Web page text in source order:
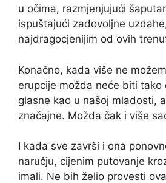
u očima, razmjenjujući
ispuštajući zadovoljne
najdragocjenijim od ovih
Konačno, kada više ne
erupcije možda neće biti tako
glasne kao u našoj mladosti,
značajne. Možda čak i više
I kada sve završi i ona
naručju, cijenim putovanje
imali. Ne bih želio provesti